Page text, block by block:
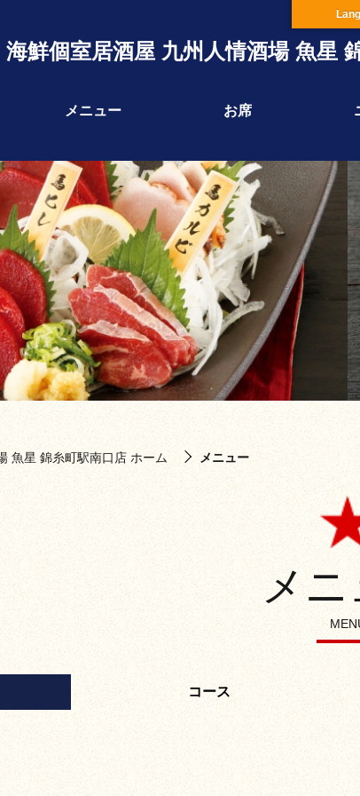
海鮮個室居酒屋 九州人情酒場 魚星
メニュー お席
魚星 錦糸町駅南口店 ホーム メニュー
メ
コース